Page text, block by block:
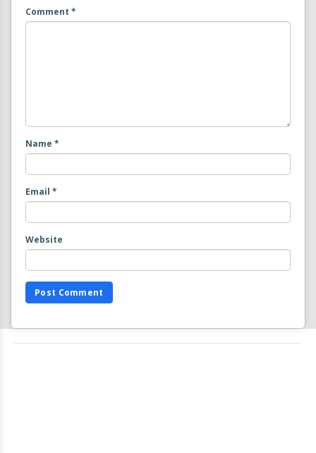
Comment *
Name *
Email *
Website